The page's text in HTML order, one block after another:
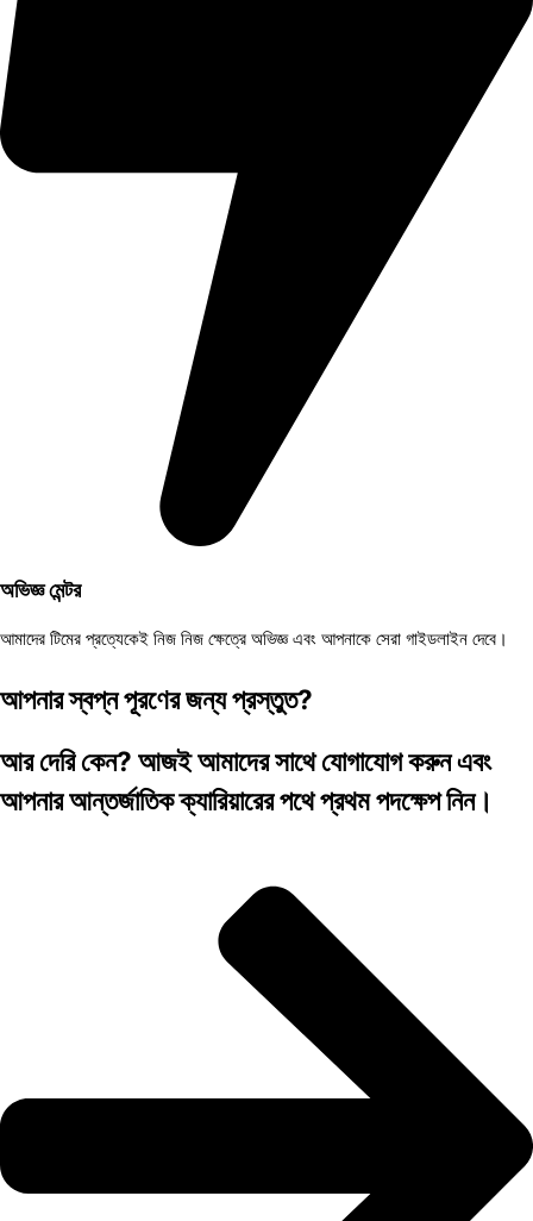
অভিজ্ঞ মেন্টর
আমাদের টিমের প্রত্যেকেই নিজ নিজ ক্ষেত্রে অভিজ্ঞ এবং আপনাকে সেরা গাইডলাইন দেবে।
আপনার স্বপ্ন পূরণের জন্য প্রস্তুত?
আর দেরি কেন? আজই আমাদের সাথে যোগাযোগ করুন এবং
আপনার আন্তর্জাতিক ক্যারিয়ারের পথে প্রথম পদক্ষেপ নিন।